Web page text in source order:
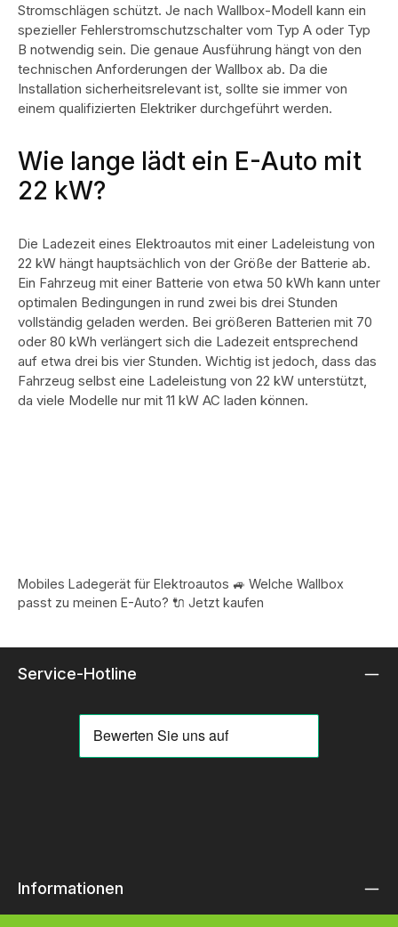
Stromschlägen schützt. Je nach Wallbox-Modell kann ein
spezieller Fehlerstromschutzschalter vom Typ A oder Typ
B notwendig sein. Die genaue Ausführung hängt von den
technischen Anforderungen der Wallbox ab. Da die
Installation sicherheitsrelevant ist, sollte sie immer von
einem qualifizierten Elektriker durchgeführt werden.
Wie lange lädt ein E-Auto mit
22 kW?
Die Ladezeit eines Elektroautos mit einer Ladeleistung von
22 kW hängt hauptsächlich von der Größe der Batterie ab.
Ein Fahrzeug mit einer Batterie von etwa 50 kWh kann unter
optimalen Bedingungen in rund zwei bis drei Stunden
vollständig geladen werden. Bei größeren Batterien mit 70
oder 80 kWh verlängert sich die Ladezeit entsprechend
auf etwa drei bis vier Stunden. Wichtig ist jedoch, dass das
Fahrzeug selbst eine Ladeleistung von 22 kW unterstützt,
da viele Modelle nur mit 11 kW AC laden können.
Mobiles Ladegerät für Elektroautos 🚙 Welche Wallbox
passt zu meinen E-Auto? 🔌 Jetzt kaufen
Service-Hotline
Informationen